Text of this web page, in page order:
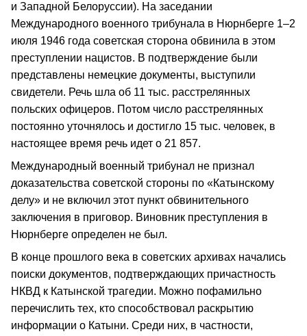
и Западной Белоруссии). На заседании
Международного военного трибунала в Нюрнберге 1–2
июля 1946 года советская сторона обвинила в этом
преступлении нацистов. В подтверждение были
представлены немецкие документы, выступили
свидетели. Речь шла об 11 тыс. расстрелянных
польских офицеров. Потом число расстрелянных
постоянно уточнялось и достигло 15 тыс. человек, в
настоящее время речь идет о 21 857.
Международный военный трибунал не признал
доказательства советской стороны по «Катынскому
делу» и не включил этот пункт обвинительного
заключения в приговор. Виновник преступления в
Нюрнберге определен не был.
В конце прошлого века в советских архивах начались
поиски документов, подтверждающих причастность
НКВД к Катынской трагедии. Можно пофамильно
перечислить тех, кто способствовал раскрытию
информации о Катыни. Среди них, в частности,